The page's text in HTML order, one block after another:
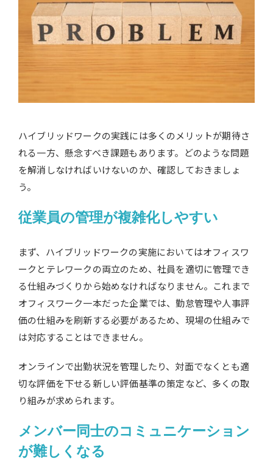
ハイブリッドワークの実践には多くのメリットが期待さ
れる一方、懸念すべき課題もあります。どのような問題
を解消しなければいけないのか、確認しておきましょ
う。
従業員の管理が複雑化しやすい
まず、ハイブリッドワークの実施においてはオフィスワ
ークとテレワークの両立のため、社員を適切に管理でき
る仕組みづくりから始めなければなりません。これまで
オフィスワーク一本だった企業では、勤怠管理や人事評
価の仕組みを刷新する必要があるため、現場の仕組みで
は対応することはできません。
オンラインで出勤状況を管理したり、対面でなくとも適
切な評価を下せる新しい評価基準の策定など、多くの取
り組みが求められます。
メンバー同士のコミュニケーション
が難しくなる